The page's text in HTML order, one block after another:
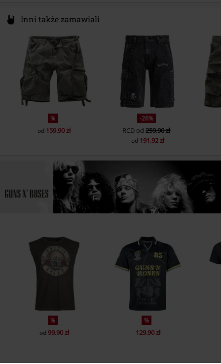
Inni także zamawiali
%
od 159.90 zł
-26%
RCD od259.90 zł
od 191.92 zł
%
od 99.90 zł
%
129.90 zł